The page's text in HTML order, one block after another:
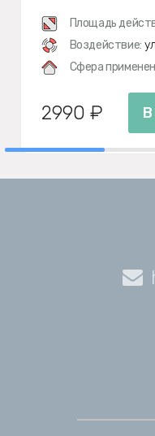
Площадь
Воздействие:
Сфера
2990 ₽